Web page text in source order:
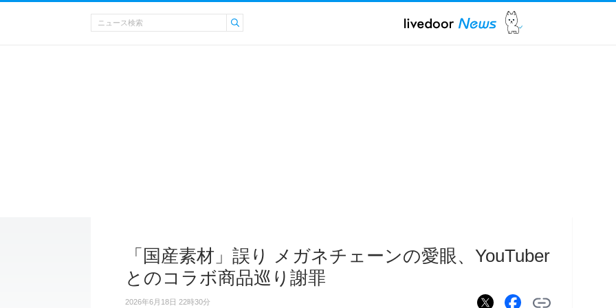
「国産素材」誤り メガネチェーンの愛眼、YouTuber
とのコラボ商品巡り謝罪
2026年6月18日 22時30分